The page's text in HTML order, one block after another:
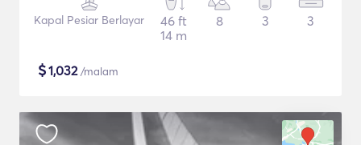
Kapal Pesiar Berlayar
46 ft
14 m
8 3 3
$1,032/malam